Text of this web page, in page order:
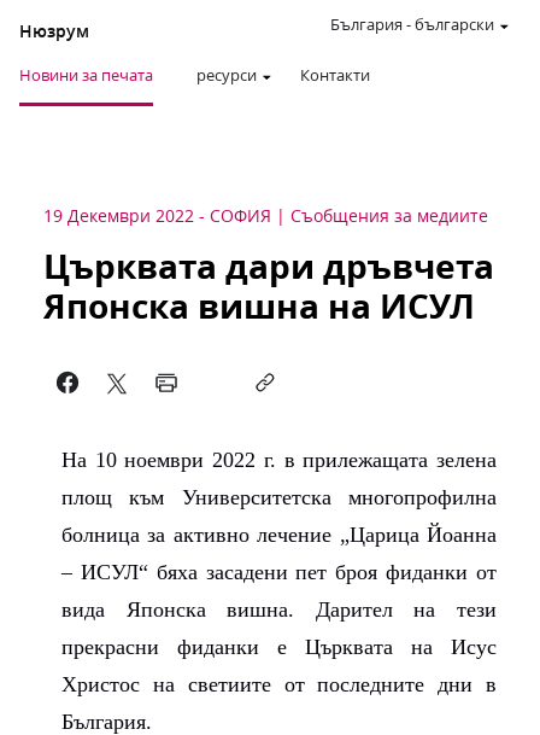
Нюзрум
Новини за печата ресурси Контакти
България -български
19 Декември 2022 - СОФИЯ Съобщения за медиите
Църквата дари дръвчета
Японска вишна на ИСУЛ
На 10 ноември 2022 г. в прилежащата зелена
площ към Университетска многопрофилна
болница за активно лечение „Царица Йоанна
– ИСУЛ“ бяха засадени пет броя фиданки от
вида Японска вишна. Дарител на тези
прекрасни фиданки е Църквата на Исус
Христос на светиите от последните дни в
България.